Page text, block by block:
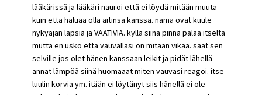
lääkärissä ja lääkäri nauroi että ei löydä mitään muuta
kuin että haluaa olla äitinsä kanssa. nämä ovat kuule
nykyajan lapsia ja VAATIVIA. kyllä siinä pinna palaa itseltä
mutta en usko että vauvallasi on mitään vikaa. saat sen
selville jos olet hänen kanssaan leikit ja pidät lähellä
annat lämpöä siinä huomaaat miten vauvasi reagoi. itse
luulin korvia ym. itään ei löytänyt siis hänellä ei ole